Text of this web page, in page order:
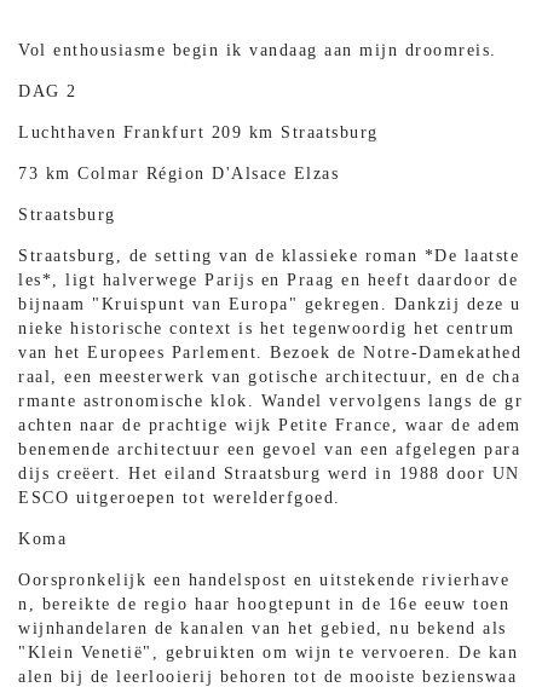
Vol enthousiasme begin ik vandaag aan mijn droomreis.
DAG 2
Luchthaven Frankfurt 209 km Straatsburg
73 km Colmar Région D'Alsace Elzas
Straatsburg
Straatsburg, de setting van de klassieke roman *De laatste
les*, ligt halverwege Parijs en Praag en heeft daardoor de
bijnaam "Kruispunt van Europa" gekregen. Dankzij deze u
nieke historische context is het tegenwoordig het centrum
van het Europees Parlement. Bezoek de Notre-Damekathed
raal, een meesterwerk van gotische architectuur, en de cha
rmante astronomische klok. Wandel vervolgens langs de gr
achten naar de prachtige wijk Petite France, waar de adem
benemende architectuur een gevoel van een afgelegen para
dijs creëert. Het eiland Straatsburg werd in 1988 door UN
ESCO uitgeroepen tot werelderfgoed.
Koma
Oorspronkelijk een handelspost en uitstekende rivierhave
n, bereikte de regio haar hoogtepunt in de 16e eeuw toen
wijnhandelaren de kanalen van het gebied, nu bekend als
"Klein Venetië", gebruikten om wijn te vervoeren. De kan
alen bij de leerlooierij behoren tot de mooiste bezienswaa